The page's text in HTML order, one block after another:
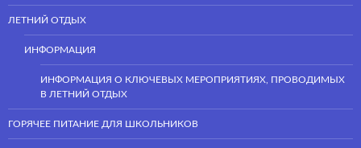
ЛЕТНИЙ ОТДЫХ
ИНФОРМАЦИЯ
ИНФОРМАЦИЯ О КЛЮЧЕВЫХ МЕРОПРИЯТИЯХ, ПРОВОДИМЫХ
В ЛЕТНИЙ ОТДЫХ
ГОРЯЧЕЕ ПИТАНИЕ ДЛЯ ШКОЛЬНИКОВ